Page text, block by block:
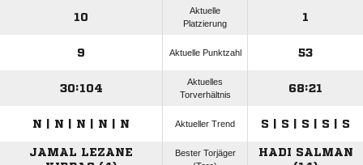
10
Aktuelle
Platzierung
1
9 Aktuelle Punktzahl 53
30:104
Aktuelles
Torverhältnis
68:21
N | N | N | N | N Aktueller Trend S | S | S | S | S
JAMAL LEZANE
Bester Torjäger
HADI SALMAN